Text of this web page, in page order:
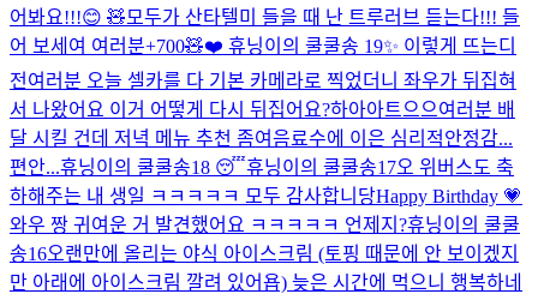
어봐요!!!😊 🧸모두가 산타텔미 들을 때 난 트루러브 듣는다!!! 들
어 보세여 여러분+700🧸❤️ 휴닝이의 쿨쿨송 19✨ 이렇게 뜨는디
전여러분 오늘 셀카를 다 기본 카메라로 찍었더니 좌우가 뒤집혀
서 나왔어요 이거 어떻게 다시 뒤집어요?하아아트으으여러분 배
달 시킬 건데 저녁 메뉴 추천 좀여음료수에 이은 심리적안정감...
편안...휴닝이의 쿨쿨송18 😴휴닝이의 쿨쿨송17오 위버스도 축
하해주는 내 생일 ㅋㅋㅋㅋㅋ 모두 감사합니당Happy Birthday 💗
와우 짱 귀여운 거 발견했어요 ㅋㅋㅋㅋㅋ 언제지?휴닝이의 쿨쿨
송16오랜만에 올리는 야식 아이스크림 (토핑 때문에 안 보이겠지
만 아래에 아이스크림 깔려 있어욥) 늦은 시간에 먹으니 행복하네